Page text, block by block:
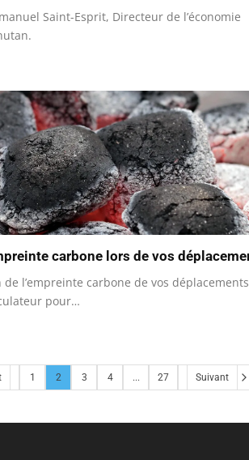
Saint-Esprit, Directeur de l’économie
carbone lors de vos
de l’empreinte carbone de vos déplacements
pour…
1 2 3 4 ... 27 Suivant